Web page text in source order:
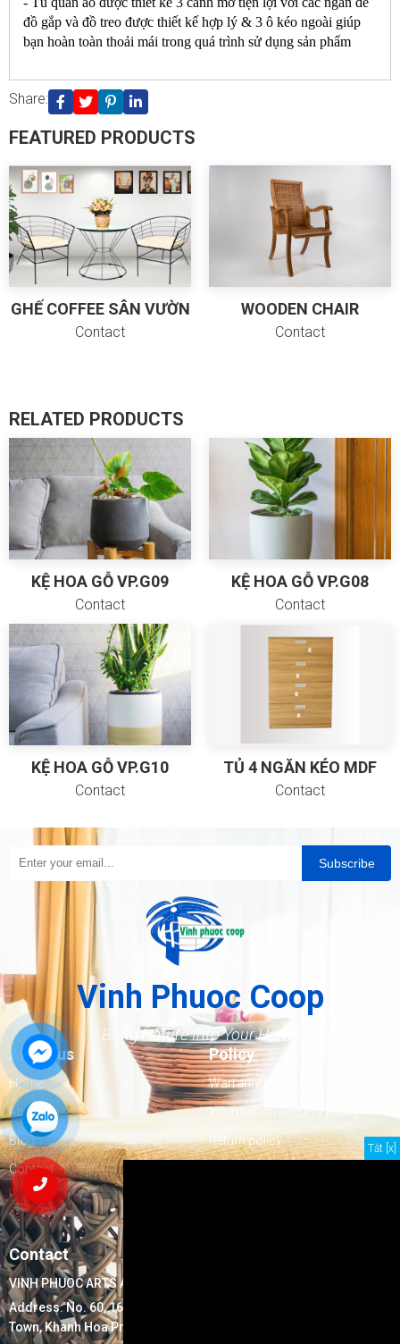
Send Cancel
đồ gắp và đồ treo được thiết kế hợp lý & 3 ô kéo ngoài giúp
bạn hoàn toàn thoải mái trong quá trình sử dụng sản phẩm
Share:
FEATURED PRODUCTS
GHẾ COFFEE SÂN VƯỜN
Contact
WOODEN CHAIR
Contact
RELATED PRODUCTS
KỆ HOA GỖ VP.G09
Contact
KỆ HOA GỖ VP.G08
Contact
KỆ HOA GỖ VP.G10
Contact
TỦ 4 NGĂN KÉO MDF
Contact
Subscribe
Vinh Phuoc Coop
Bring Nature Into Your Home
About us
Home
About us
Blog
Contact
Policy
Warranty Policy
Information security policy
Return policy
Contact
VINH PHUOC ARTS AND HANDICRAFTS EXPORTS COOPERATIVE
Address:No. 60, 16/7 Street, Block 17, Ninh Hiep Ward, Ninh Hoa
Town, Khanh Hoa Province, Vietnam
Tắt [x]